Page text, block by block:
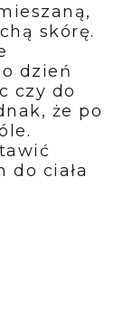
skórę.
dzień
czy do
że po
do ciała